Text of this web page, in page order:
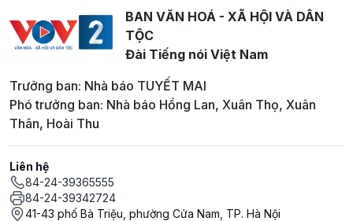
BAN VĂN HOÁ - XÃ HỘI VÀ DÂN
TỘC
Đài Tiếng nói Việt Nam
Trưởng ban: Nhà báo TUYẾT MAI
Phó trưởng ban: Nhà báo Hồng Lan, Xuân Thọ, Xuân
Thân, Hoài Thu
Liên hệ
84-24-39365555
84-24-39342724
41-43 phố Bà Triệu, phường Cửa Nam, TP. Hà Nội